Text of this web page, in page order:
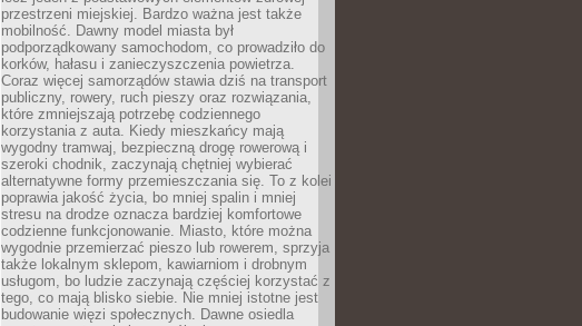
przestrzeni miejskiej. Bardzo ważna jest także
mobilność. Dawny model miasta był
podporządkowany samochodom, co prowadziło do
korków, hałasu i zanieczyszczenia powietrza.
Coraz więcej samorządów stawia dziś na transport
publiczny, rowery, ruch pieszy oraz rozwiązania,
które zmniejszają potrzebę codziennego
korzystania z auta. Kiedy mieszkańcy mają
wygodny tramwaj, bezpieczną drogę rowerową i
szeroki chodnik, zaczynają chętniej wybierać
alternatywne formy przemieszczania się. To z kolei
poprawia jakość życia, bo mniej spalin i mniej
stresu na drodze oznacza bardziej komfortowe
codzienne funkcjonowanie. Miasto, które można
wygodnie przemierzać pieszo lub rowerem, sprzyja
także lokalnym sklepom, kawiarniom i drobnym
usługom, bo ludzie zaczynają częściej korzystać z
tego, co mają blisko siebie. Nie mniej istotne jest
budowanie więzi społecznych. Dawne osiedla